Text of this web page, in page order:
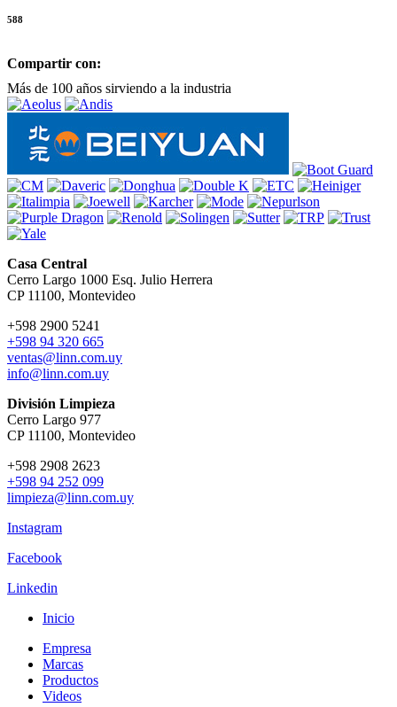
588
Compartir con:
Más de 100 años sirviendo a la industria
Casa Central
Cerro Largo 1000 Esq. Julio Herrera
CP 11100, Montevideo
+598 2900 5241
+598 94 320 665
ventas@linn.com.uy
info@linn.com.uy
División Limpieza
Cerro Largo 977
CP 11100, Montevideo
+598 2908 2623
+598 94 252 099
limpieza@linn.com.uy
Instagram
Facebook
Linkedin
Inicio
Empresa
Marcas
Productos
Videos